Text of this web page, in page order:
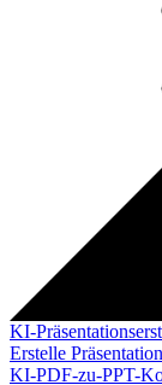
KI-
Erstelle
KI-PDF-zu-PPT-